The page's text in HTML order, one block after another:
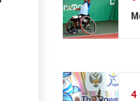
4